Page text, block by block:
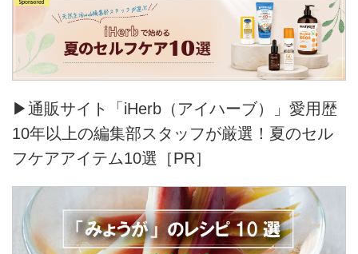
▶通販サイト「iHerb（アイハーブ）」愛用歴
10年以上の編集部スタッフが厳選！夏のセル
フケアアイテム10選［PR］